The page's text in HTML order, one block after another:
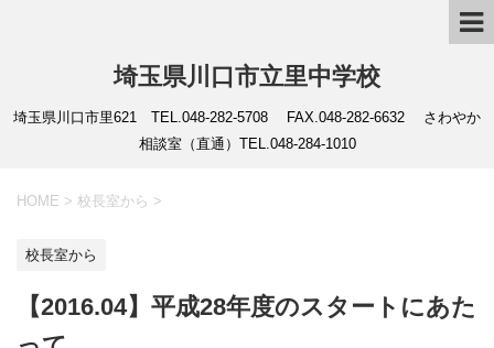
埼玉県川口市立里中学校
埼玉県川口市里621 TEL.048-282-5708 FAX.048-282-6632 さわやか
相談室（直通）TEL.048-284-1010
HOME > 校長室から >
校長室から
【2016.04】平成28年度のスタートにあた